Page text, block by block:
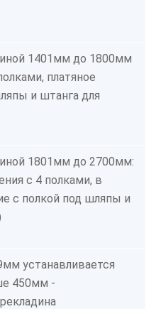
1401мм до 1800мм
платяное
и штанга для
1801мм до 2700мм:
с 4 полками, в
с полкой под шляпы и
устанавливается
450мм -